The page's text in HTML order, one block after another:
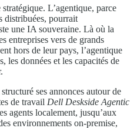
L’agentique, parce
distribuées, pourrait
une IA souveraine. Là où la
entreprises vers de grands
hors de leur pays, l’agentique
les données et les capacités de
ses annonces autour de
de travail Dell Deskside Agentic
agents localement, jusqu’aux
environnements on-premise,